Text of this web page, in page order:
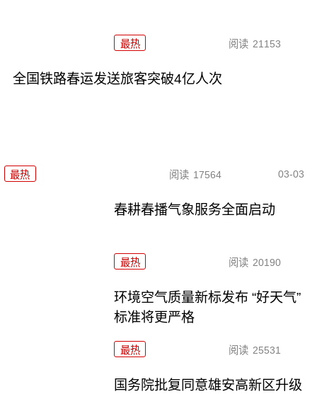
最热 阅读 21153
全国铁路春运发送旅客突破4亿人次
最热 阅读 17564 03-03
春耕春播气象服务全面启动
最热 阅读 20190
环境空气质量新标发布 “好天气”
标准将更严格
最热 阅读 25531
国务院批复同意雄安高新区升级